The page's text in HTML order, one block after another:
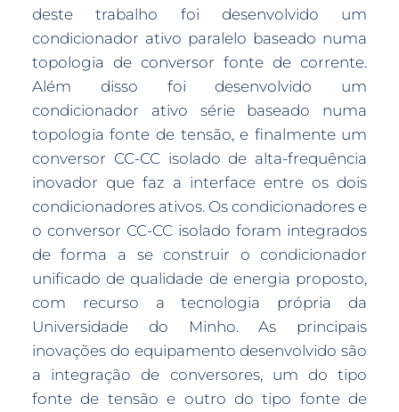
deste trabalho foi desenvolvido um
condicionador ativo paralelo baseado numa
topologia de conversor fonte de corrente.
Além disso foi desenvolvido um
condicionador ativo série baseado numa
topologia fonte de tensão, e finalmente um
conversor CC-CC isolado de alta-frequência
inovador que faz a interface entre os dois
condicionadores ativos. Os condicionadores e
o conversor CC-CC isolado foram integrados
de forma a se construir o condicionador
unificado de qualidade de energia proposto,
com recurso a tecnologia própria da
Universidade do Minho. As principais
inovações do equipamento desenvolvido são
a integração de conversores, um do tipo
fonte de tensão e outro do tipo fonte de